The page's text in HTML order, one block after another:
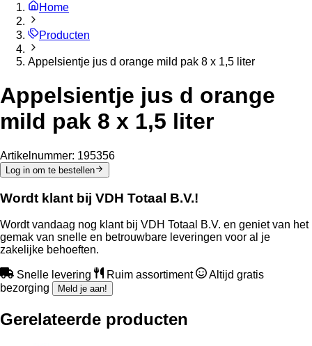
Home
Producten
Appelsientje jus d orange mild pak 8 x 1,5 liter
Appelsientje jus d orange
mild pak 8 x 1,5 liter
Artikelnummer: 195356
Log in om te bestellen
Wordt klant bij VDH Totaal B.V.!
Wordt vandaag nog klant bij VDH Totaal B.V. en geniet van het
gemak van snelle en betrouwbare leveringen voor al je
zakelijke behoeften.
Snelle levering Ruim assortiment
Altijd gratis
bezorging
Meld je aan!
Gerelateerde producten